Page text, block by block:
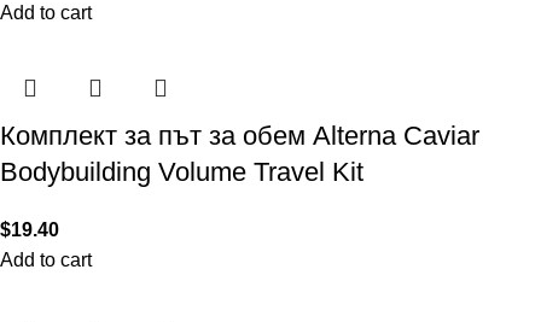
Add to cart
Комплект за път за обем Alterna Caviar
Bodybuilding Volume Travel Kit
$19.40
Add to cart